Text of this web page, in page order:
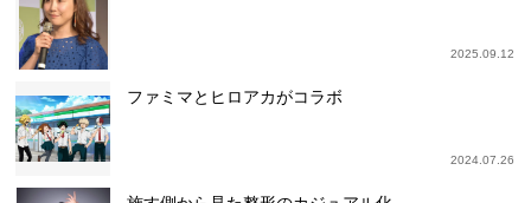
2025.09.12
ファミマとヒロアカがコラボ
2024.07.26